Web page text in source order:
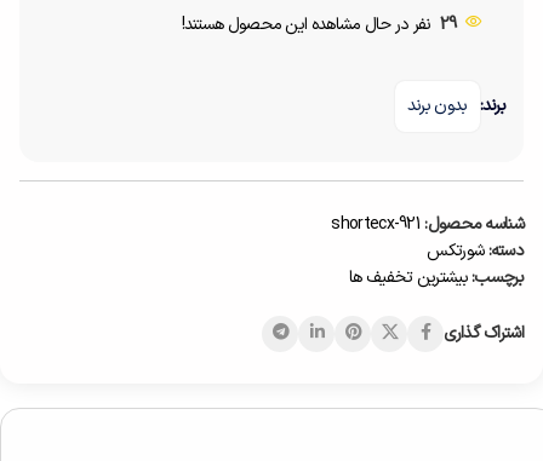
29 نفر در حال مشاهده این محصول هستند!
برند: بدون برند
شناسه محصول:shortecx-921
دسته:شورتکس
برچسب:بیشترین تخفیف ها
اشتراک گذاری